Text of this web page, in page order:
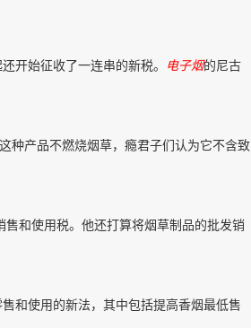
开始征收了一连串的新税。 电子烟的尼古
种产品不燃烧烟草，瘾君子们认为它不含致
和使用税。他还打算将烟草制品的批发销
和使用的新法，其中包括提高香烟最低售